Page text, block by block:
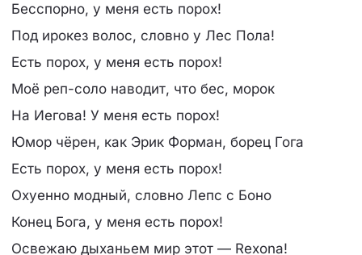
Бесспорно, у меня есть порох!
Под ирокез волос, словно у Лес Пола!
Есть порох, у меня есть порох!
Моё реп-соло наводит, что бес, морок
На Иегова! У меня есть порох!
Юмор чёрен, как Эрик Форман, борец Гога
Есть порох, у меня есть порох!
Охуенно модный, словно Лепс с Боно
Конец Бога, у меня есть порох!
Освежаю дыханьем мир этот — Rexona!